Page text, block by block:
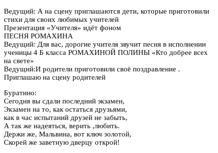
Ведущий: А на сцену приглашаются дети, которые приготовили
стихи для своих любимых учителей
Презентация «Учителя» идёт фоном
ПЕСНЯ РОМАХИНА
Ведущий: Для вас, дорогие учителя звучит песня в исполнении
ученицы 4 Б класса РОМАХИНОЙ ПОЛИНЫ «Кто добрее всех
на свете»
Ведущий:И родители приготовили своё поздравление .
Приглашаю на сцену родителей
Буратино:
Сегодня вы сдали последний экзамен,
Экзамен на то, как остаться друзьями,
как в час испытаний друзей не забыть,
А так же надеяться, верить ,любить.
Держи же, Мальвина, вот ключ золотой,
Скорей же заветную дверцу открой!